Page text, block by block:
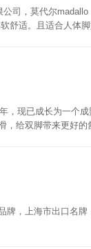
司，莫代尔
舒适。且适合人体
，现已成长为一个
给双脚带来更好
，上海市出口名